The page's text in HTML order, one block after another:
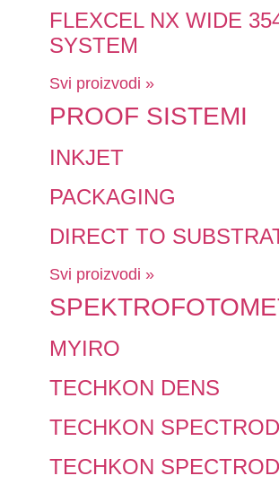
FLEXCEL NX WIDE
SYSTEM
Svi proizvodi »
PROOF SISTEMI
INKJET
PACKAGING
DIRECT TO
Svi proizvodi »
MYIRO
TECHKON DENS
TECHKON
TECHKON